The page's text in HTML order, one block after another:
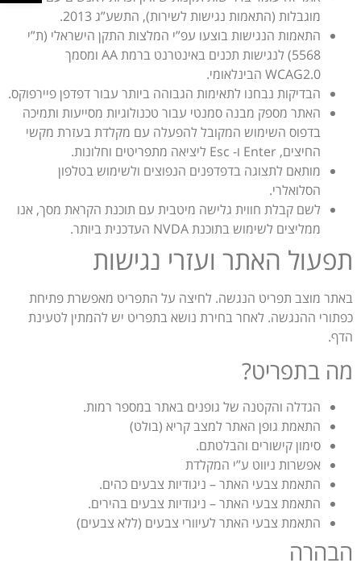
מוגבלות (התאמות נגישות לשירות), התשע”ג 2013.
התאמות הנגישות בוצעו עפ”י המלצות התקן הישראלי (ת”י
5568) לנגישות תכנים באינטרנט ברמת AA ומסמך
WCAG2.0 הבינלאומי.
הבדיקות נבחנו לתאימות הגבוהה ביותר עבור דפדפן פיירפוקס.
האתר מספק מבנה סמנטי עבור טכנולוגיות מסייעות ותמיכה
בדפוס השימוש המקובל להפעלה עם מקלדת בעזרת מקשי
החיצים, Enter ו- Esc ליציאה מתפריטים וחלונות.
מותאם לתצוגה בדפדפנים הנפוצים ולשימוש בטלפון
הסלואלרי.
לשם קבלת חווית גלישה מיטבית עם תוכנת הקראת מסך, אנו
ממליצים לשימוש בתוכנת NVDA העדכנית ביותר.
תפעול האתר ועזרי נגישות
באתר מוצב תפריט הנגשה. לחיצה על התפריט מאפשרת פתיחת
כפתורי ההנגשה. לאחר בחירת נושא בתפריט יש להמתין לטעינת
הדף.
מה בתפריט?
הגדלה והקטנה של גופנים באתר במספר רמות.
התאמת גופן האתר למצב קריא (בולט)
סימון קישורים והבלטתם.
אפשרות ניווט ע”י המקלדת
התאמת צבעי האתר – ניגודיות צבעים כהים.
התאמת צבעי האתר – ניגודיות צבעים בהירים.
התאמת צבעי האתר לעיוורי צבעים (ללא צבעים)
הבהרה